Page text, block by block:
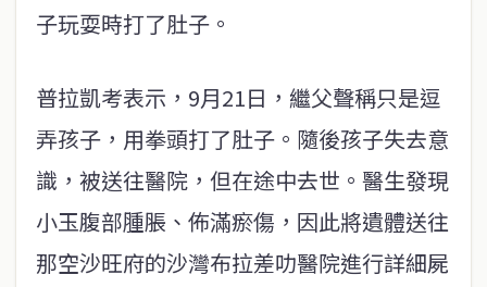
子玩耍時打了肚子。
普拉凱考表示，9月21日，繼父聲稱只是逗
弄孩子，用拳頭打了肚子。隨後孩子失去意
識，被送往醫院，但在途中去世。醫生發現
小玉腹部腫脹、佈滿瘀傷，因此將遺體送往
那空沙旺府的沙灣布拉差叻醫院進行詳細屍